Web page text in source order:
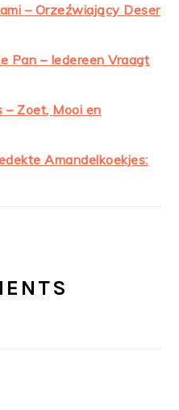
– Orzeźwiający Deser
Pan – Iedereen Vraagt
– Zoet, Mooi en
Amandelkoekjes: